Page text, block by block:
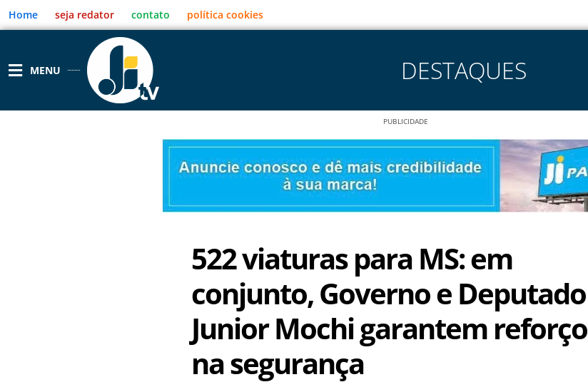
para
o
Home seja redator contato política cookies
MENU DESTAQUES
PUBLICIDADE
522 viaturas para MS: em
conjunto, Governo e Deputado
Junior Mochi garantem reforço
na segurança